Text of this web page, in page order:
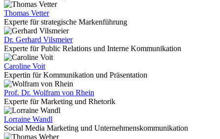
Thomas Vetter
Experte für strategische Markenführung
Dr. Gerhard Vilsmeier
Experte für Public Relations und Interne Kommunikation
Caroline Voit
Expertin für Kommunikation und Präsentation
Prof. Dr. Wolfram von Rhein
Experte für Marketing und Rhetorik
Lorraine Wandl
Social Media Marketing und Unternehmenskommunikation